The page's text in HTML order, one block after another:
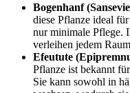
Bogenhanf
diese Pflanze ideal
nur minimale Pflege.
verleihen jedem
Efeutute
Pflanze ist bekannt
Sie kann sowohl in